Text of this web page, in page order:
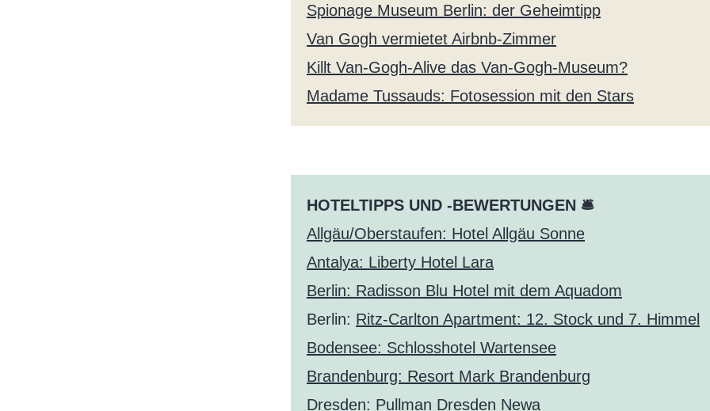
Spionage Museum Berlin: der Geheimtipp
Van Gogh vermietet Airbnb-Zimmer
Killt Van-Gogh-Alive das Van-Gogh-Museum?
Madame Tussauds: Fotosession mit den Stars
HOTELTIPPS UND -BEWERTUNGEN 🛎
Allgäu/Oberstaufen: Hotel Allgäu Sonne
Antalya: Liberty Hotel Lara
Berlin: Radisson Blu Hotel mit dem Aquadom
Berlin: Ritz-Carlton Apartment: 12. Stock und 7. Himmel
Bodensee: Schlosshotel Wartensee
Brandenburg: Resort Mark Brandenburg
Dresden: Pullman Dresden Newa